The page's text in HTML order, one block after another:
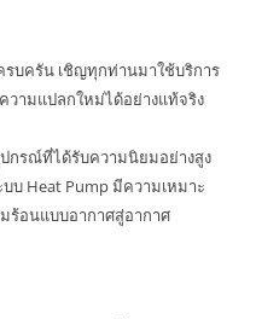
บครัน เชิญทุกท่านมาใช้บริการ
ามแปลกใหม่ได้อย่างแท้จริง
กรณ์ที่ได้รับความนิยมอย่างสูง
บ Heat Pump มีความเหมาะ
ร้อนแบบอากาศสู่อากาศ